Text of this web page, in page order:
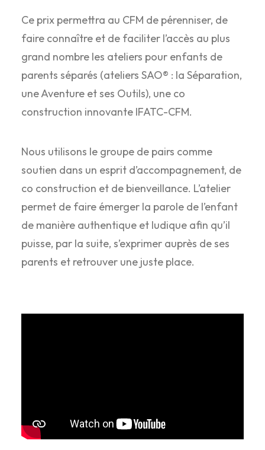
Ce prix permettra au CFM de pérenniser, de
faire connaître et de faciliter l’accès au plus
grand nombre les ateliers pour enfants de
parents séparés (ateliers SAO® : la Séparation,
une Aventure et ses Outils), une co
construction innovante IFATC-CFM.
Nous utilisons le groupe de pairs comme
soutien dans un esprit d’accompagnement, de
co construction et de bienveillance. L’atelier
permet de faire émerger la parole de l’enfant
de manière authentique et ludique afin qu’il
puisse, par la suite, s’exprimer auprès de ses
parents et retrouver une juste place.